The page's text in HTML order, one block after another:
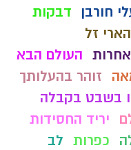
חורבן
דבקות
הארי זל
העולם הבא
זוהר בהעלותך
בשבט בקבלה
יריד החסידות
כפרות לב